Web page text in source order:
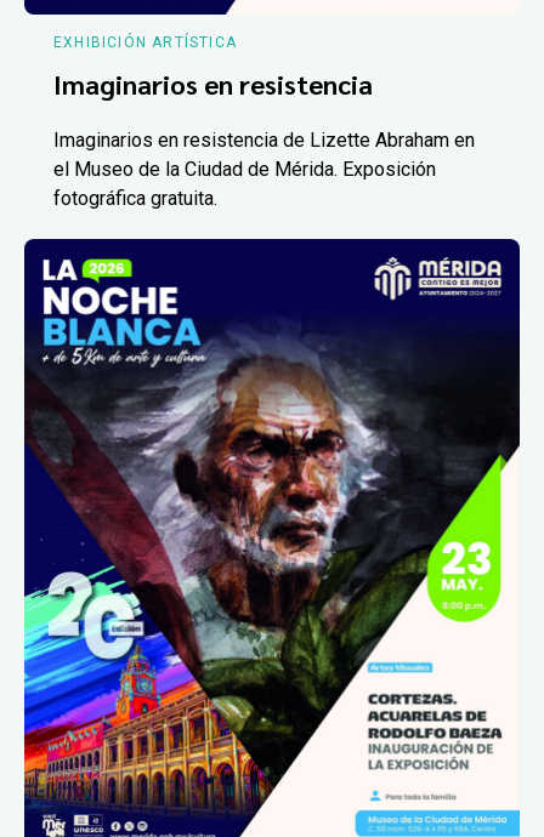
EXHIBICIÓN ARTÍSTICA
Imaginarios en resistencia
Imaginarios en resistencia de Lizette Abraham en
el Museo de la Ciudad de Mérida. Exposición
fotográfica gratuita.